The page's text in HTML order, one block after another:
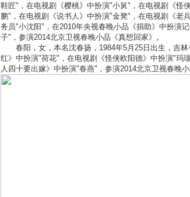
鞋匠"，在电视剧《樱桃》中扮演"小舅"，在电视剧《怪
鹏"，在电视剧《说书人》中扮演"金凳"，在电视剧《老
务员"小沈阳"，在2010年央视春晚小品《捐助》中扮演
子"，参演2014北京卫视春晚小品《真想回家》。
春阳，女，本名沈春扬，1984年5月25日出生，吉林
红》中扮演"荷花"，在电视剧《怪侠欧阳德》中扮演"玛
人四十要出嫁》中扮演"春燕"，参演2014北京卫视春晚小